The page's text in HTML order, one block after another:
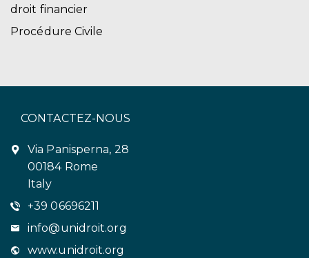
droit financier
Procédure Civile
CONTACTEZ-NOUS
Via Panisperna, 28
00184 Rome
Italy
+39 06696211
info@unidroit.org
www.unidroit.org